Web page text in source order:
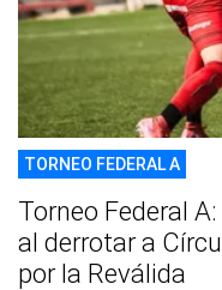
TORNEO FEDERAL A
Torneo Federal
al derrotar a
por la Reválida